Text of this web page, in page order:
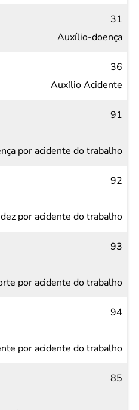
31
Auxílio-doença
36
Auxílio Acidente
91
por acidente do trabalho
92
por acidente do trabalho
93
por acidente do trabalho
94
por acidente do trabalho
85